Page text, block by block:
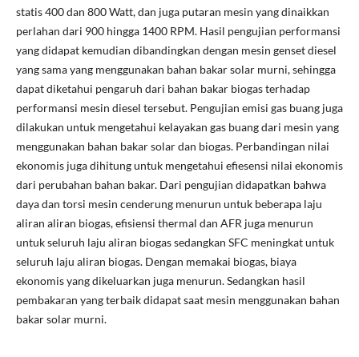
statis 400 dan 800 Watt, dan juga putaran mesin yang dinaikkan
perlahan dari 900 hingga 1400 RPM. Hasil pengujian performansi
yang didapat kemudian dibandingkan dengan mesin genset diesel
yang sama yang menggunakan bahan bakar solar murni, sehingga
dapat diketahui pengaruh dari bahan bakar biogas terhadap
performansi mesin diesel tersebut. Pengujian emisi gas buang juga
dilakukan untuk mengetahui kelayakan gas buang dari mesin yang
menggunakan bahan bakar solar dan biogas. Perbandingan nilai
ekonomis juga dihitung untuk mengetahui efiesensi nilai ekonomis
dari perubahan bahan bakar. Dari pengujian didapatkan bahwa
daya dan torsi mesin cenderung menurun untuk beberapa laju
aliran aliran biogas, efisiensi thermal dan AFR juga menurun
untuk seluruh laju aliran biogas sedangkan SFC meningkat untuk
seluruh laju aliran biogas. Dengan memakai biogas, biaya
ekonomis yang dikeluarkan juga menurun. Sedangkan hasil
pembakaran yang terbaik didapat saat mesin menggunakan bahan
bakar solar murni.